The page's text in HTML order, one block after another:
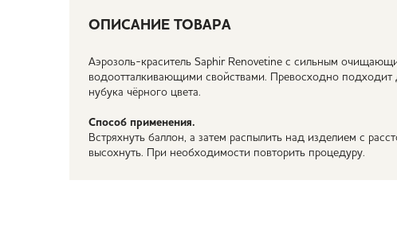
ОПИСАНИЕ ТОВАРА
Аэрозоль-краситель Saphir Renovetine с сильным
водоотталкивающими свойствами. Превосходно подходит
нубука чёрного цвета.
Способ применения.
Встряхнуть баллон, а затем распылить над изделием с
высохнуть. При необходимости повторить процедуру.